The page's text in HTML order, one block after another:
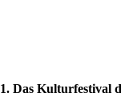
Das Kulturfestival